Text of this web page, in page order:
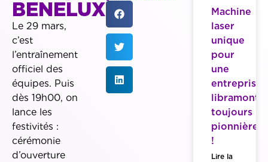
BENELUX
Le 29 mars,
c’est
l’entraînement
officiel des
équipes. Puis
dès 19h00, on
lance les
festivités :
cérémonie
d’ouverture
Machine
laser
unique
pour
une
entreprise
toujours
pionnière
!
Lire la